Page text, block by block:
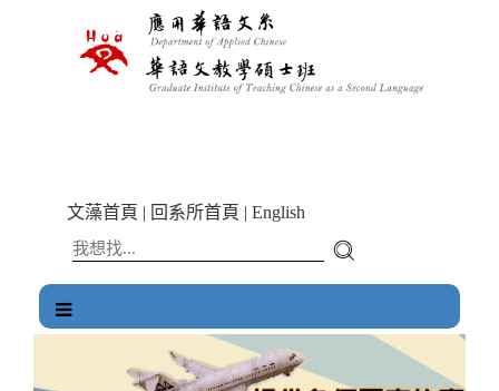
文藻首頁 | 回系所首頁 | English